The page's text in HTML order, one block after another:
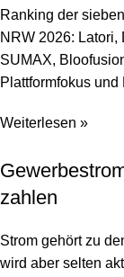
Ranking der
NRW 2026:
SUMAX,
Plattformfokus
Weiterlesen »
zahlen
Strom gehört zu
wird aber selten